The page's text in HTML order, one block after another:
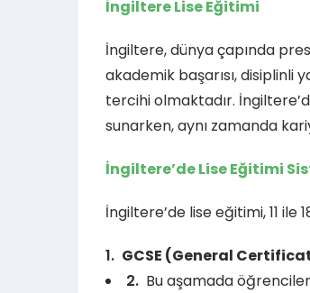
İngiltere Lise Eğitimi
İngiltere, dünya çapında
akademik başarısı, disiplinli
tercihi olmaktadır.
sunarken, aynı zamanda
İngiltere’de Lise Eğitimi
İngiltere’de lise eğitimi, 11
GCSE (General
Bu aşamada